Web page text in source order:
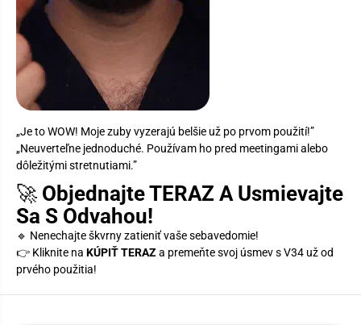
„Je to WOW! Moje zuby vyzerajú belšie už po prvom použití!”
„Neuverteľne jednoduché. Používam ho pred meetingami alebo
dôležitými stretnutiami.”
🚀 Objednajte TERAZ A Usmievajte
Sa S Odvahou!
🔹 Nenechajte škvrny zatieniť vaše sebavedomie!
👉 Kliknite na KÚPIŤ TERAZ a premeňte svoj úsmev s V34 už od
prvého použitia!